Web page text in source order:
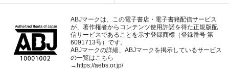
ABJマークは、この電子書店・電子書籍配信サービス
が、著作権者からコンテンツ使用許諾を得た正規版配
信サービスであることを示す登録商標（登録番号 第
6091713号）です。
ABJマークの詳細、ABJマークを掲示しているサービス
の一覧はこちら
→ https://aebs.or.jp/